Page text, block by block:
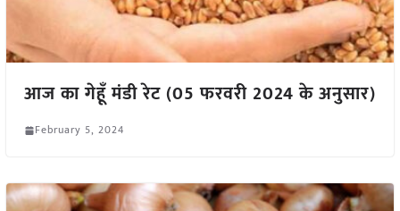
आज का गेहूँ मंडी रेट (05 फरवरी 2024 के अनुसार)
February 5, 2024